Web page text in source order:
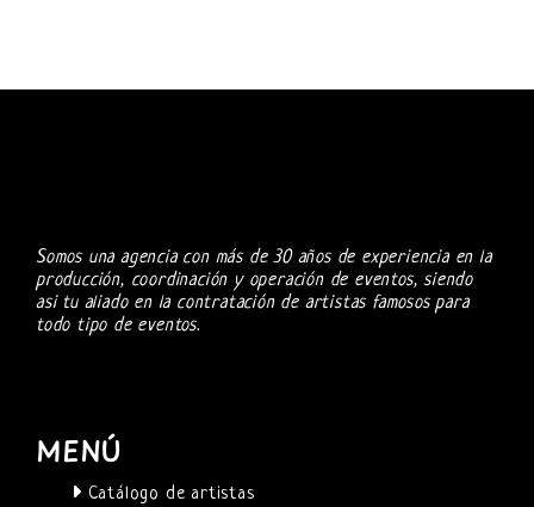
Somos una agencia con más de 30 años de experiencia en la
producción, coordinación y operación de eventos, siendo
asi tu aliado en la contratación de artistas famosos para
todo tipo de eventos.
MENÚ
Catálogo de artistas